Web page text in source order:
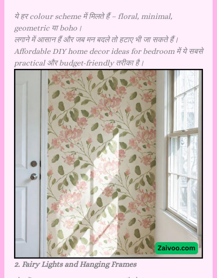
ये हर colour scheme में मिलते हैं – floral, minimal,
geometric या boho।
लगाने में आसान हैं और जब मन बदले तो हटाए भी जा सकते हैं।
Affordable DIY home decor ideas for bedroom में ये सबसे
practical और budget-friendly तरीका है।
2. Fairy Lights and Hanging Frames